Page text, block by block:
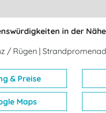
in der Nähe
/ Rügen |
& Preise
Maps